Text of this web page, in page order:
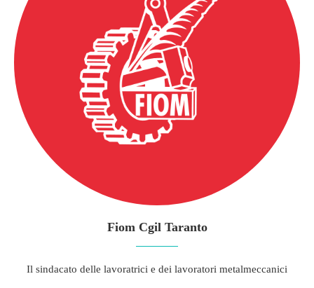
Fiom Cgil Taranto
Il sindacato delle lavoratrici e dei lavoratori metalmeccanici